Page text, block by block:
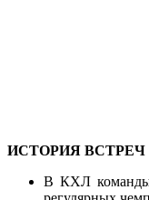
ИСТОРИЯ ВСТРЕЧ
В КХЛ команды